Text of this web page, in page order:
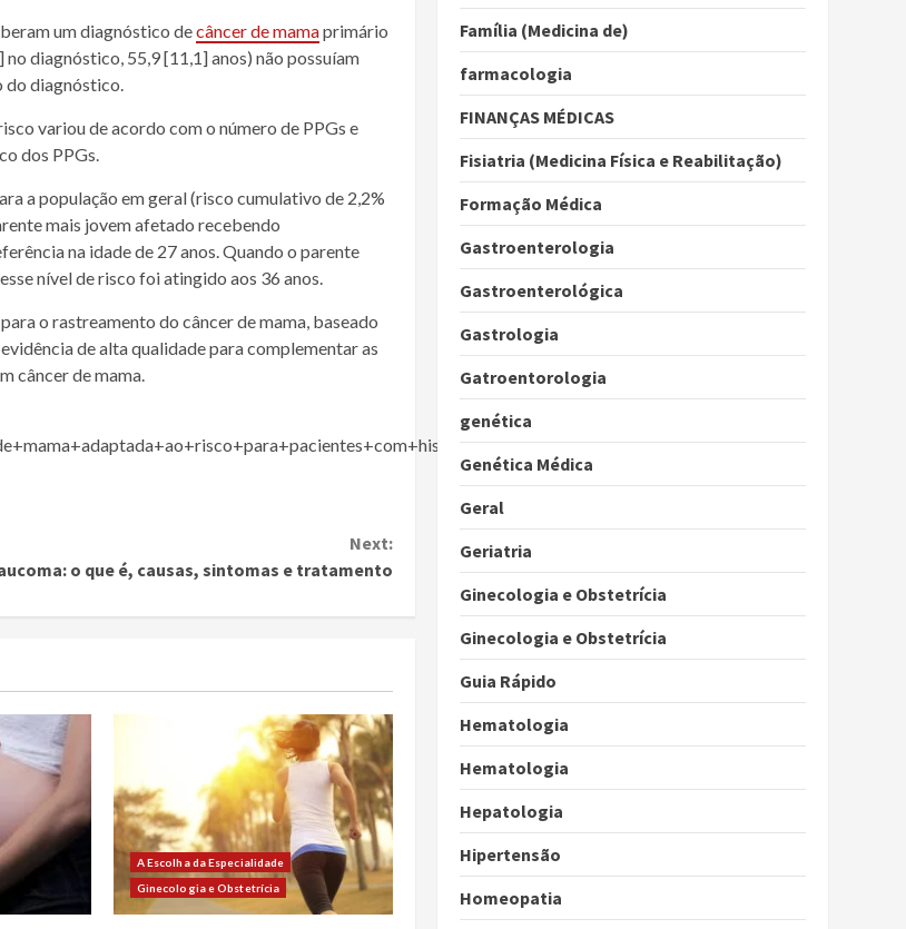
umdiagnóstico decâncerdemamaprimário
no diagnóstico , 55,9 [11,1] anos) não possuíam
do diagnóstico
variou de acordo com o número de PPGs e
dos PPGs.
a população em geral (risco cumulativo de 2,2%
mais jovem afetado recebendo
na idade de 27 anos. Quando o parente
nível de risco foi atingido aos 36 anos.
o rastreamento do câncerdemama , baseado
de alta qualidade para complementar as
câncerdemama
Next:
o que é, causas, sintomas e tratamento
A Escolha da Especialidade
Ginecologia e Obstetrícia
Família (Medicina de)
farmacologia
FINANÇAS MÉDICAS
Fisiatria (Medicina Física e Reabilitação)
Formação Médica
Gastroenterologia
Gastroenterológica
Gastrologia
Gatroentorologia
genética
Genética Médica
Geral
Geriatria
Ginecologia e Obstetrícia
Ginecologia e Obstetrícia
Guia Rápido
Hematologia
Hematologia
Hepatologia
Hipertensão
Homeopatia